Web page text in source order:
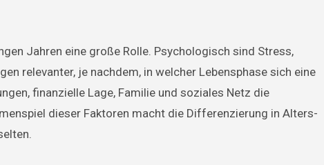
Jahren eine große Rolle. Psychologisch sind Stress,
relevanter, je nachdem, in welcher Lebensphase sich eine
finanzielle Lage, Familie und soziales Netz die
dieser Faktoren macht die Differenzierung in Alters-